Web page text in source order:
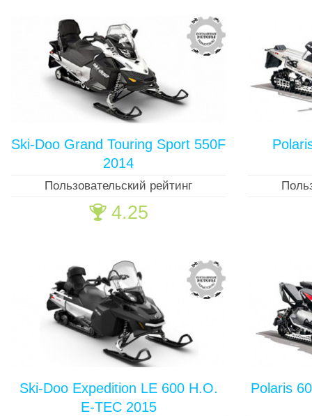
Ski-Doo Grand Touring Sport 550F
2014
Пользовательский рейтинг
🏆 4.25
Ski-Doo Expedition LE 600 H.O.
E-TEC 2015
Polaris